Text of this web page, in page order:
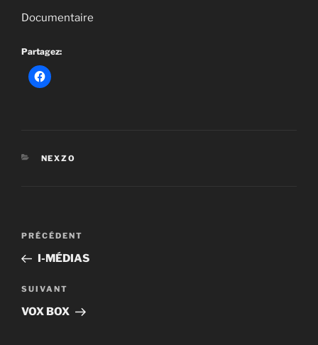
Documentaire
Partagez:
CATÉGORIES
NEXZO
Navigation
l'article
Article
précédent
PRÉCÉDENT
I-MÉDIAS
Article
suivant
SUIVANT
VOX BOX